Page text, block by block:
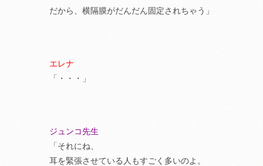
だから、横隔膜がだんだん固定されちゃう」
エレナ
「・・・」
ジュンコ先生
「それにね、
耳を緊張させている人もすごく多いのよ。